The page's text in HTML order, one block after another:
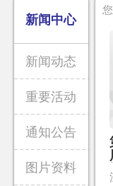
新闻中心
新闻动态
重要活动
通知公告
图片资料